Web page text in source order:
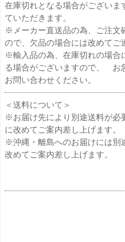
在庫切れとなる場合がござい
ていただきます。
※メーカー直送品の為、ご注文
ので、欠品の場合には改めてご
※輸入品の為、在庫切れの場合
る場合がございますので、 お
お問い合わせください。
＜送料について＞
※お届け先により別途送料が必
に改めてご案内差し上げます。
※沖縄・離島へのお届けには別
改めてご案内差し上げます。